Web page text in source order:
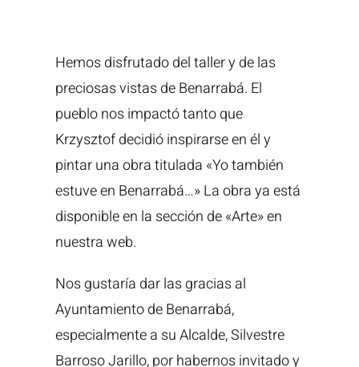
Hemos disfrutado del taller y de las
preciosas vistas de Benarrabá. El
pueblo nos impactó tanto que
Krzysztof decidió inspirarse en él y
pintar una obra titulada «Yo también
estuve en Benarrabá…» La obra ya está
disponible en la sección de «Arte» en
nuestra web.
Nos gustaría dar las gracias al
Ayuntamiento de Benarrabá,
especialmente a su Alcalde, Silvestre
Barroso Jarillo, por habernos invitado y